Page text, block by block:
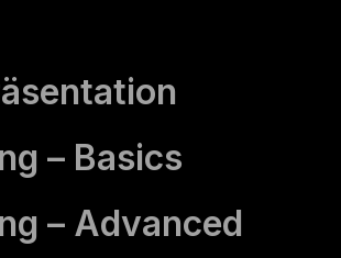
– Basics
– Advanced